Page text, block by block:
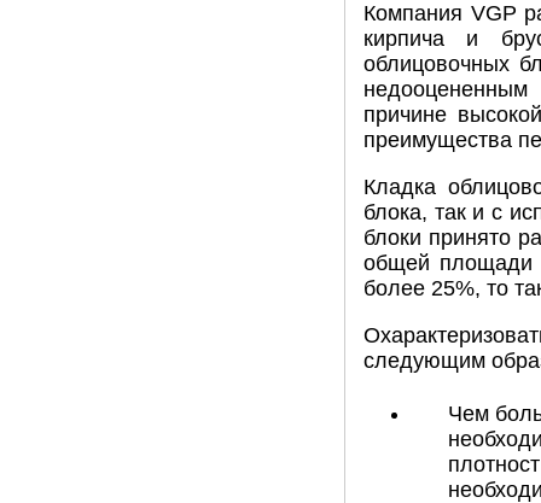
Компания VGP
кирпича и
облицовочных
недооцененным
причине
преимущества
Кладка
блока, так и с
блоки принято
общей площади
более 25%, то
следующим
Чем